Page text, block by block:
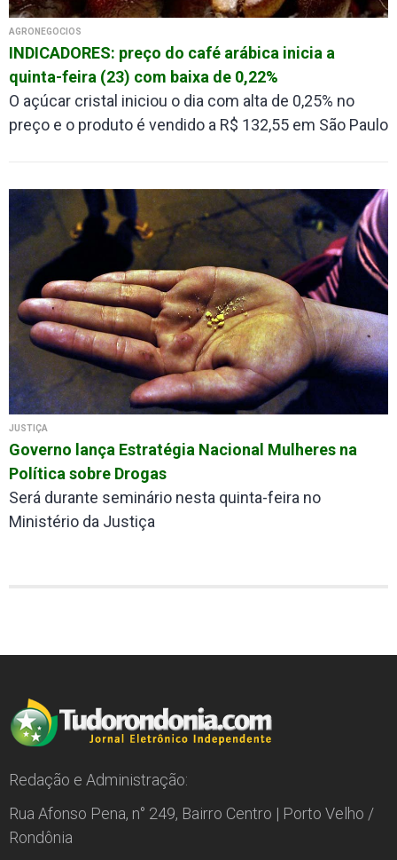
AGRONEGÓCIOS
INDICADORES: preço do café arábica inicia a
quinta-feira (23) com baixa de 0,22%
O açúcar cristal iniciou o dia com alta de 0,25% no
preço e o produto é vendido a R$ 132,55 em São Paulo
JUSTIÇA
Governo lança Estratégia Nacional Mulheres na
Política sobre Drogas
Será durante seminário nesta quinta-feira no
Ministério da Justiça
Redação e Administração:
Rua Afonso Pena, n° 249, Bairro Centro | Porto Velho /
Rondônia